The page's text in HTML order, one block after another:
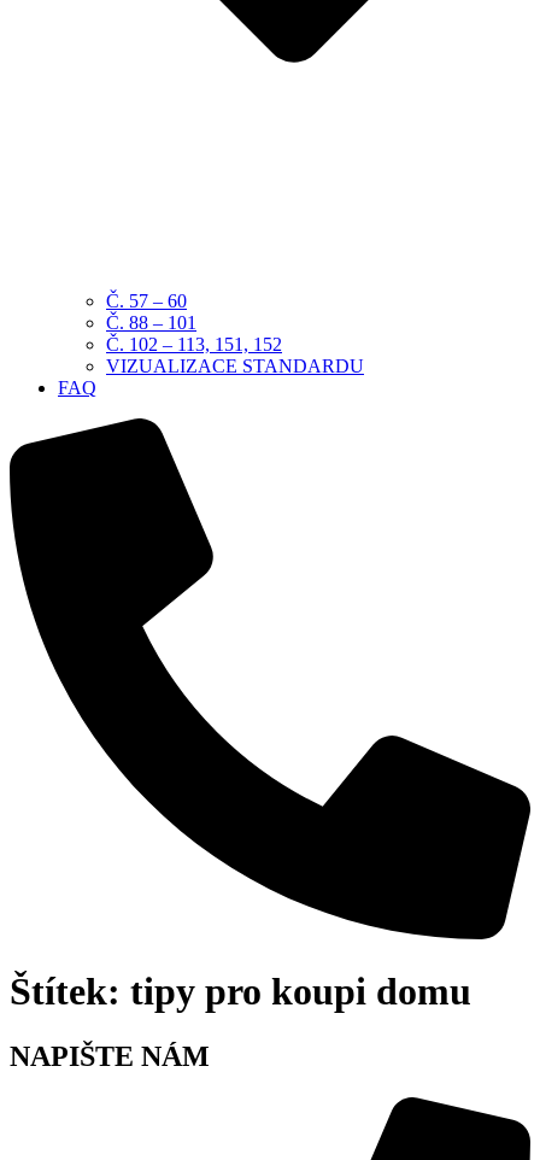
Č. 57 – 60
Č. 88 – 101
Č. 102 – 113, 151, 152
VIZUALIZACE STANDARDU
FAQ
Štítek: tipy pro koupi domu
NAPIŠTE NÁM